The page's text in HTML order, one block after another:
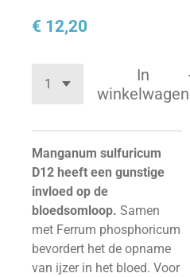
€ 12,20
In
winkelwagen
Manganum sulfuricum
D12 heeft een gunstige
invloed op de
bloedsomloop. Samen
met Ferrum phosphoricum
bevordert het de opname
van ijzer in het bloed. Voor